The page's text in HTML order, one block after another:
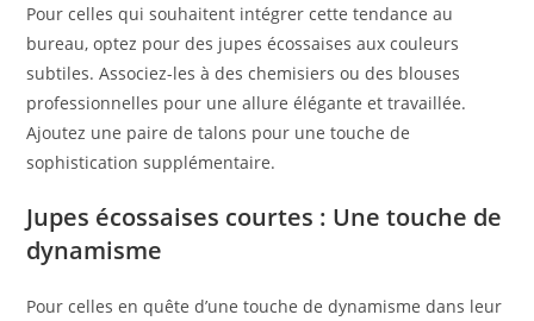
Pour celles qui souhaitent intégrer cette tendance au
bureau, optez pour des jupes écossaises aux couleurs
subtiles. Associez-les à des chemisiers ou des blouses
professionnelles pour une allure élégante et travaillée.
Ajoutez une paire de talons pour une touche de
sophistication supplémentaire.
Jupes écossaises courtes : Une touche de
dynamisme
Pour celles en quête d’une touche de dynamisme dans leur